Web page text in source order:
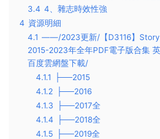
3.4 4、雜志時效性強
4 資源明細
4.1 ——/2023更新/【D3116】
2015-2023年全年PDF電子版合集
百度雲網盤下載/
4.1.1
├──2015
4.1.2
├──2016
4.1.3
├──2017全
4.1.4
├──2018全
4.1.5
├──2019全